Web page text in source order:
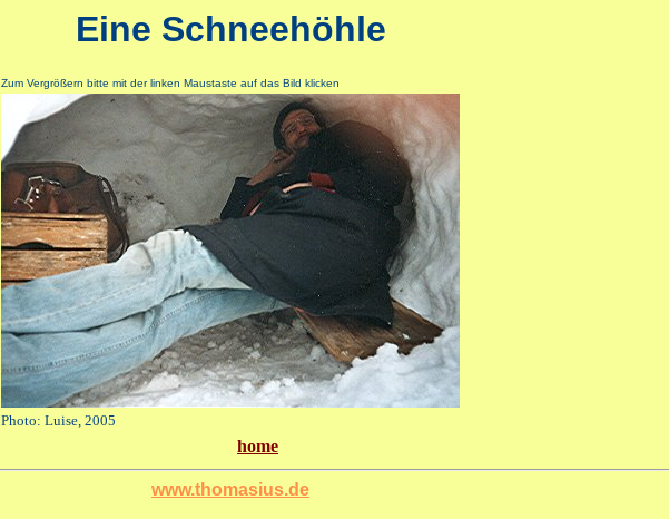
Eine Schneehöhle
Zum Vergrößern bitte mit der linken Maustaste auf das Bild klicken
Photo: Luise, 2005
home
www.thomasius.de